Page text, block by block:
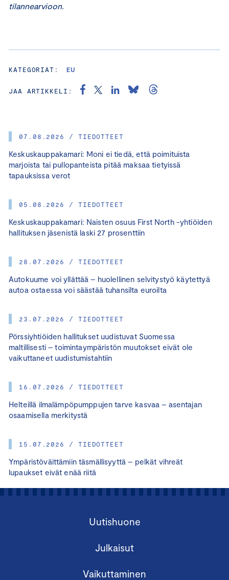
07.08.2026 / TIEDOTTEET
Keskuskauppakamari: Moni ei tiedä, että poimituista
marjoista tai pullopanteista pitää maksaa tietyissä
tapauksissa verot
05.08.2026 / TIEDOTTEET
Keskuskauppakamari: Naisten osuus First North -yhtiöiden
hallituksen jäsenistä laski 27 prosenttiin
28.07.2026 / TIEDOTTEET
Autokuume voi yllättää – huolellinen selvitystyö käytettyä
autoa ostaessa voi säästää tuhansilta euroilta
23.07.2026 / TIEDOTTEET
Pörssiyhtiöiden hallitukset uudistuvat Suomessa
maltillisesti – toimintaympäristön muutokset eivät ole
vaikuttaneet uudistumistahtiin
16.07.2026 / TIEDOTTEET
Helteillä ilmalämpöpumppujen tarve kasvaa – asentajan
osaamisella merkitystä
15.07.2026 / TIEDOTTEET
Ympäristöväittämiin täsmällisyyttä – pelkät vihreät
lupaukset eivät enää riitä
tilannearvioon.
KATEGORIAT: EU
JAA ARTIKKELI:
Uutishuone
Julkaisut
Vaikuttaminen